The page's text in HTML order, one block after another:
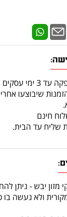
גוש דן.
שיבוצעו אחרי 17:00
שליח עד הבית.
יבש - ניתן